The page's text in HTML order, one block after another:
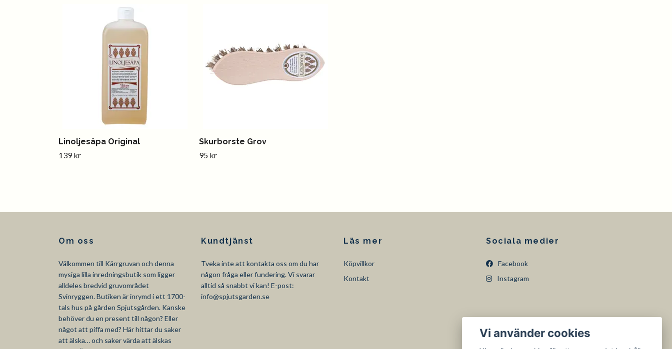
Linoljesåpa Original
139 kr
Skurborste Grov
95 kr
Om oss
Välkommen till Kärrgruvan och denna
mysiga lilla inredningsbutik som ligger
alldeles bredvid gruvområdet
Svinryggen. Butiken är inrymd i ett 1700-
tals hus på gården Spjutsgården. Kanske
behöver du en present till någon? Eller
något att piffa med? Här hittar du saker
att älska… och saker värda att älskas
Kundtjänst
Tveka inte att kontakta oss om du har
någon fråga eller fundering. Vi svarar
alltid så snabbt vi kan! E-post:
info@spjutsgarden.se
Läs mer
Köpvillkor
Kontakt
Sociala medier
Facebook
Instagram
Vi använder cookies